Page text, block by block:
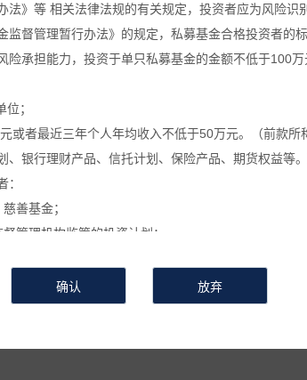
法》等 相关法律法规的有关规定，投资者应为风险识
督管理暂行办法》的规定，私募基金合格投资者的标
险承担能力，投资于单只私募基金的金额不低于100
；
或者最近三年个人年均收入不低于50万元。（前款所
银行理财产品、信托计划、保险产品、期货权益等。
：
善基金；
管理机构监管的投资计划；
仅供参考, 并不构成广告或销售要约, 或买入任何证券
万葵新闻 万葵分享
：2024-04-17 来源 : 作者 : 浏览次数：619
约定进行关联交易，具体事项为
行利益输送、内幕交易和操作市场等违法违规活动
法违规活动，在运用本基金财产进行上述关联交易